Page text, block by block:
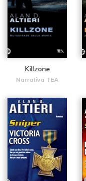
Killzone
Narrativa TEA